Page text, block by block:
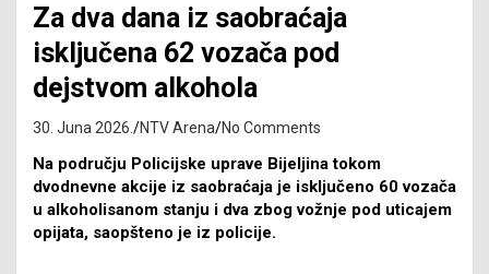
Za dva dana iz saobraćaja
isključena 62 vozača pod
dejstvom alkohola
30. Juna 2026. NTV Arena No Comments
Na području Policijske uprave Bijeljina tokom
dvodnevne akcije iz saobraćaja je isključeno 60 vozača
u alkoholisanom stanju i dva zbog vožnje pod uticajem
opijata, saopšteno je iz policije.